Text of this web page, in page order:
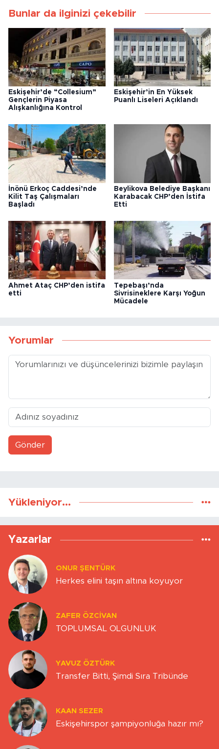
Bunlar da ilginizi çekebilir
Eskişehir’de “Collesium”
Gençlerin Piyasa
Alışkanlığına Kontrol
Eskişehir’in En Yüksek
Puanlı Liseleri Açıklandı
İnönü Erkoç Caddesi’nde
Kilit Taş Çalışmaları
Başladı
Beylikova Belediye Başkanı
Karabacak CHP’den İstifa
Etti
Ahmet Ataç CHP’den istifa
etti
Tepebaşı’nda
Sivrisineklere Karşı Yoğun
Mücadele
Yorumlar
Gönder
Yükleniyor...
Yazarlar
ONUR ŞENTÜRK
Herkes elini taşın altına koyuyor
ZAFER ÖZCIVAN
TOPLUMSAL OLGUNLUK
YAVUZ ÖZTÜRK
Transfer Bitti, Şimdi Sıra Tribünde
KAAN SEZER
Eskişehirspor şampiyonluğa hazır mı?